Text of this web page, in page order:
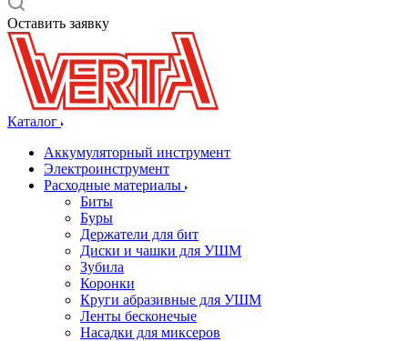
Оставить заявку
Каталог
Аккумуляторный инструмент
Электроинструмент
Расходные материалы
Биты
Буры
Держатели для бит
Диски и чашки для УШМ
Зубила
Коронки
Круги абразивные для УШМ
Ленты бесконечые
Насадки для миксеров